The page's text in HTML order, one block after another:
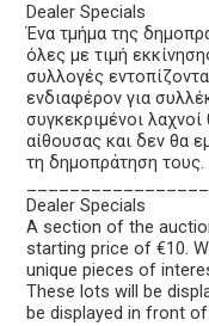
Dealer Specials
Ένα τμήμα της
όλες με τιμή
συλλογές
ενδιαφέρον για
συγκεκριμένοι
αίθουσας και δεν θα
τη δημοπράτηση τους.
Dealer Specials
A section of the
starting price of €10.
unique pieces of
These lots will be
be displayed in front